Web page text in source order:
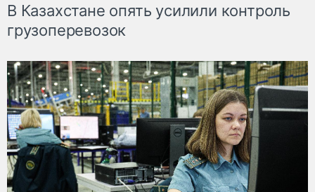
В Казахстане опять усилили контроль
грузоперевозок